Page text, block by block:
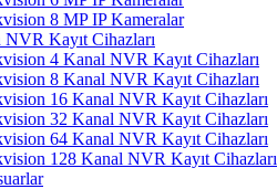
8 MP IP Kameralar
Kayıt Cihazları
4 Kanal NVR Kayıt Cihazları
8 Kanal NVR Kayıt Cihazları
16 Kanal NVR Kayıt Cihazları
32 Kanal NVR Kayıt Cihazları
64 Kanal NVR Kayıt Cihazları
128 Kanal NVR Kayıt Cihazları